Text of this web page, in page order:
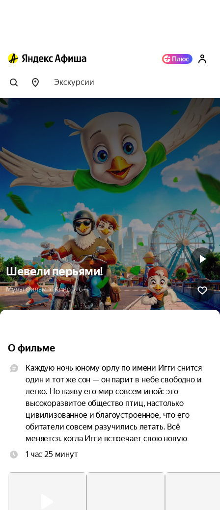
Экскурсии
Шевели перьями!
Мультфильм  •  Кино  •  6+
О фильме
Каждую ночь юному орлу по имени Игги снится
один и тот же сон — он парит в небе свободно и
легко. Но наяву его мир совсем иной: это
высокоразвитое общество птиц, настолько
цивилизованное и благоустроенное, что его
обитатели совсем разучились летать. Всё
меняется, когда Игги встречает свою новую
одноклассницу Ив, без ума влюблённую в
наконец обретает смелость взглянуть в глаза
1 час 25 минут